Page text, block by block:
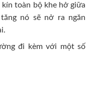
toàn bộ khe hở giữa
nó sẽ nở ra ngăn
đi kèm với một số